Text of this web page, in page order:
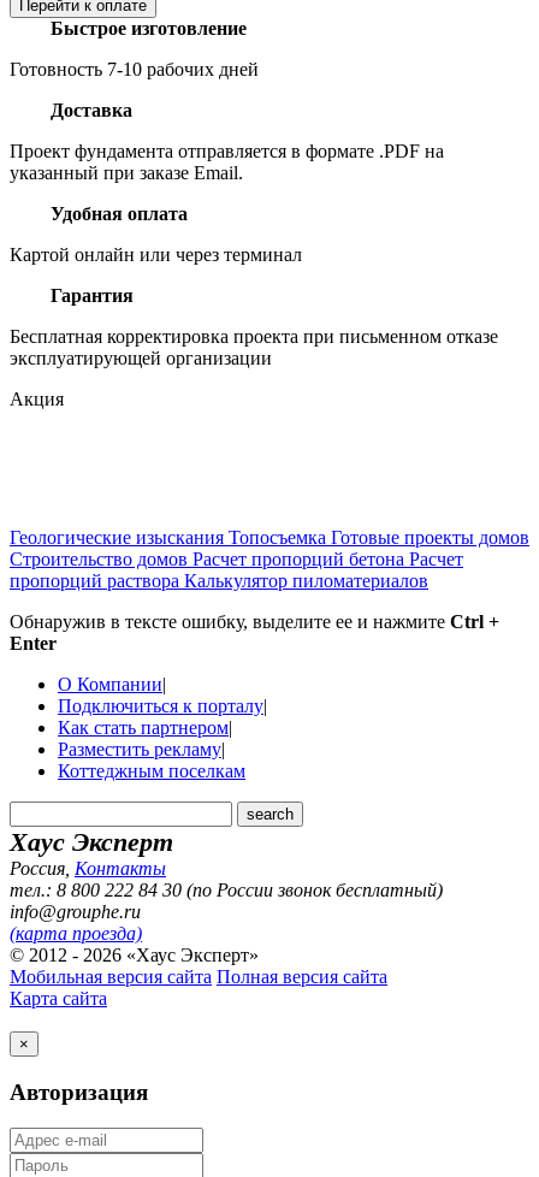
Быстрое изготовление
Готовность 7-10 рабочих дней
Доставка
Проект фундамента отправляется в формате .PDF на
указанный при заказе Email.
Удобная оплата
Картой онлайн или через терминал
Гарантия
Бесплатная корректировка проекта при письменном отказе
эксплуатирующей организации
Акция
Геологические изыскания Топосъемка Готовые проекты домов
Строительство домов Расчет пропорций бетона Расчет
пропорций раствора Калькулятор пиломатериалов
Обнаружив в тексте ошибку, выделите ее и нажмите Ctrl +
Enter
О Компании|
Подключиться к порталу|
Как стать партнером|
Разместить рекламу|
Коттеджным поселкам
Хаус Эксперт
Россия Контакты
тел.: 8 800 222 84 30 (по России звонок бесплатный)
info@grouphe.ru
(карта проезда)
© 2012 - 2026 «Хаус Эксперт»
Мобильная версия сайта Полная версия сайта
Карта сайта
×
Авторизация